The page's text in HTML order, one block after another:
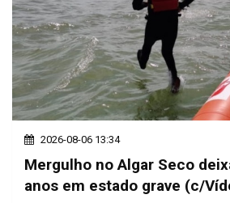
2026-08-06 13:34
Mergulho no Algar Seco
anos em estado grave (c/